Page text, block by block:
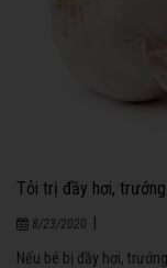
Tỏi trị đầy hơi,
8/23/2020
Nếu bé bị đầy hơi,